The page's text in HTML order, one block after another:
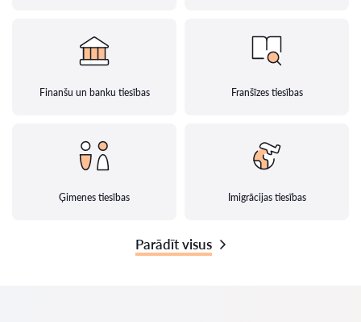
Finanšu un banku tiesības Franšīzes tiesības
Ģimenes tiesības Imigrācijas tiesības
Parādīt visus